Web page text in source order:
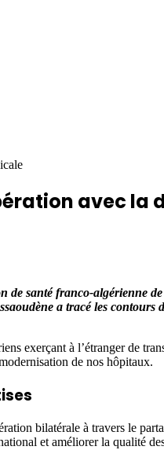
avec la
de santé franco-algérienne
a tracé les
exerçant à l’étranger de
de nos hôpitaux.
bilatérale à travers le
et améliorer la qualité